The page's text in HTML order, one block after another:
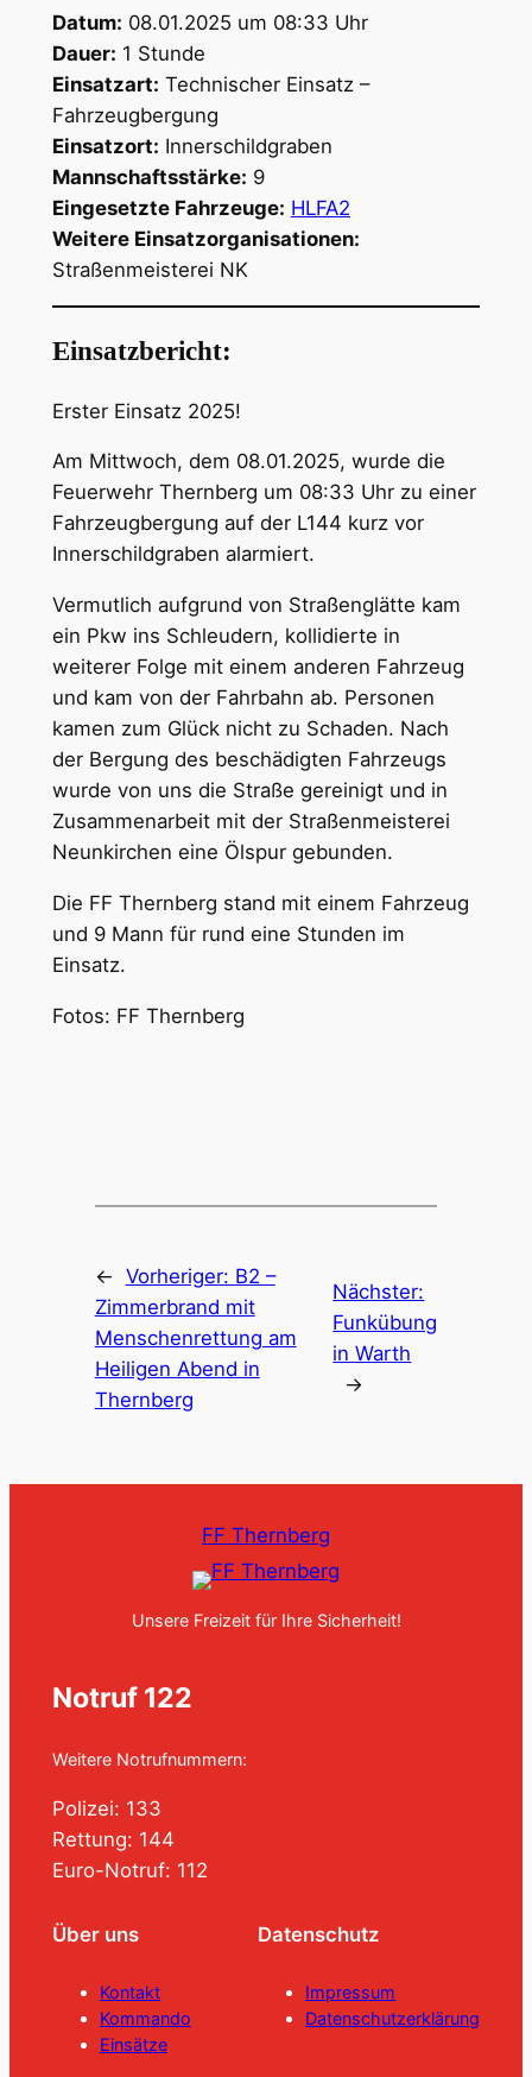
Datum: 08.01.2025 um 08:33 Uhr
Dauer: 1 Stunde
Einsatzart: Technischer Einsatz –
Fahrzeugbergung
Einsatzort: Innerschildgraben
Mannschaftsstärke: 9
Eingesetzte Fahrzeuge: HLFA2
Weitere Einsatzorganisationen:
Straßenmeisterei NK
Einsatzbericht:
Erster Einsatz 2025!
Am Mittwoch, dem 08.01.2025, wurde die
Feuerwehr Thernberg um 08:33 Uhr zu einer
Fahrzeugbergung auf der L144 kurz vor
Innerschildgraben alarmiert.
Vermutlich aufgrund von Straßenglätte kam
ein Pkw ins Schleudern, kollidierte in
weiterer Folge mit einem anderen Fahrzeug
und kam von der Fahrbahn ab. Personen
kamen zum Glück nicht zu Schaden. Nach
der Bergung des beschädigten Fahrzeugs
wurde von uns die Straße gereinigt und in
Zusammenarbeit mit der Straßenmeisterei
Neunkirchen eine Ölspur gebunden.
Die FF Thernberg stand mit einem Fahrzeug
und 9 Mann für rund eine Stunden im
Einsatz.
Fotos: FF Thernberg
← Vorheriger: B2 –
Zimmerbrand mit
Menschenrettung am
Heiligen Abend in
Thernberg
Nächster:
Funkübung
in Warth
→
FF Thernberg
Unsere Freizeit für Ihre Sicherheit!
Notruf 122
Weitere Notrufnummern:
Polizei: 133
Rettung: 144
Euro-Notruf: 112
Über uns
Kontakt
Kommando
Einsätze
Datenschutz
Impressum
Datenschutzerklärung